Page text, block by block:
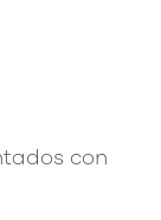
con